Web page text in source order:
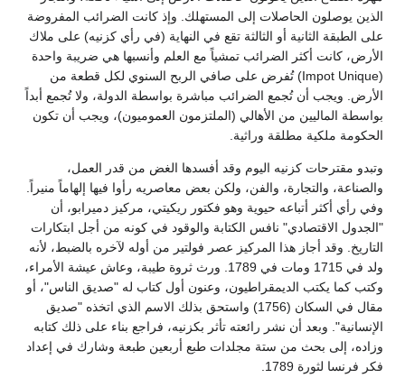
الذين يوصلون الحاصلات إلى المستهلك. وإذ كانت الضرائب المفروضة
على الطبقة الثانية أو الثالثة تقع في النهاية (في رأي كزنيه) على ملاك
الأرض، كانت أكثر الضرائب تمشياً مع العلم وأنسبها هي ضريبة واحدة
(Impot Unique) تُفرض على صافي الربح السنوي لكل قطعة من
الأرض. ويجب أن تُجمع الضرائب مباشرة بواسطة الدولة، ولا تُجمع أبداً
بواسطة الماليين من الأهالي (الملتزمون العموميون)، ويجب أن تكون
الحكومة ملكية مطلقة وراثية.
وتبدو مقترحات كزنيه اليوم وقد أفسدها الغض من قدر العمل،
والصناعة، والتجارة، والفن، ولكن بعض معاصريه رأوا فيها إلهاماً منيراً.
وفي رأي أكثر أتباعه حيوية وهو فكتور ريكيتي، مركيز دميرابو، أن
"الجدول الاقتصادي" نافس الكتابة والوقود في كونه من أجل ابتكارات
التاريخ. وقد أجاز هذا المركيز عصر فولتير من أوله لآخره بالضبط، لأنه
ولد في 1715 ومات في 1789. ورث ثروة طيبة، وعاش عيشة الأمراء،
وكتب كما يكتب الديمقراطيون، وعنون أول كتاب له "صديق الناس"، أو
مقال في السكان (1756) واستحق بذلك الاسم الذي اتخذه "صديق
الإنسانية". وبعد أن نشر رائعته تأثر بكزنيه، فراجع بناء على ذلك كتابه
وزاده، إلى بحث من ستة مجلدات طبع أربعين طبعة وشارك في إعداد
فكر فرنسا لثورة 1789.